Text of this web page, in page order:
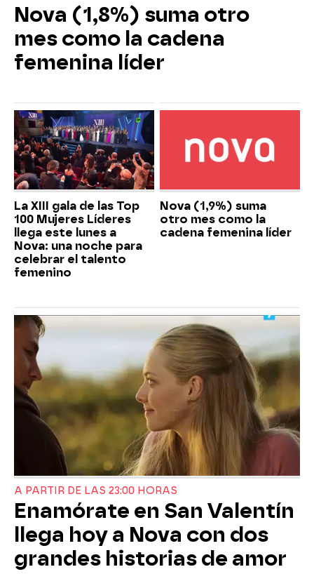
Nova (1,8%) suma otro
mes como la cadena
femenina líder
La XIII gala de las Top
100 Mujeres Líderes
llega este lunes a
Nova: una noche para
celebrar el talento
femenino
Nova (1,9%) suma
otro mes como la
cadena femenina líder
A PARTIR DE LAS 23:00 HORAS
Enamórate en San Valentín
llega hoy a Nova con dos
grandes historias de amor